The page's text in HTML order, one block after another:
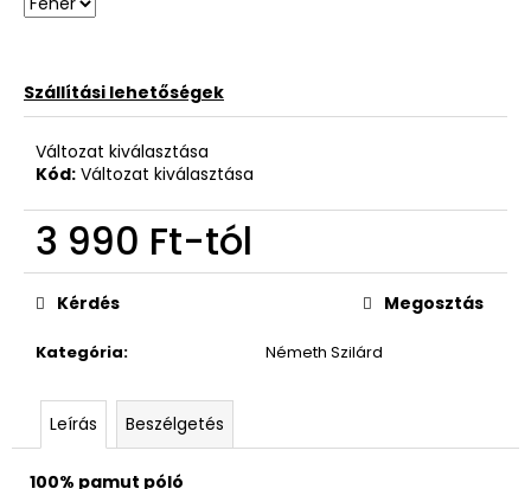
Szállítási lehetőségek
Változat kiválasztása
Kód: Változat kiválasztása
3 990 Ft-tól
Egységár:
Kategória: Németh Szilárd
Kérdés Megosztás
Leírás Beszélgetés
100% pamut póló